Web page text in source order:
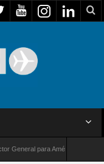
para América Latina